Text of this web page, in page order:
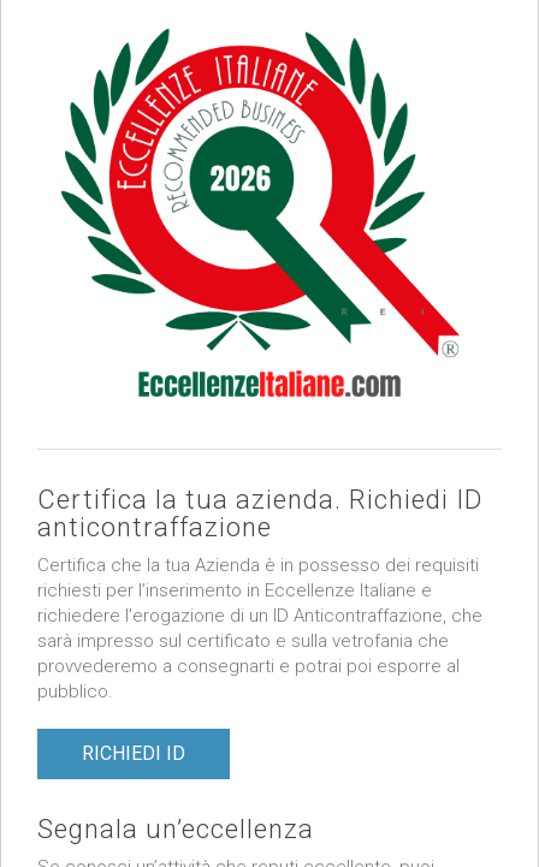
Certifica la tua azienda. Richiedi ID
anticontraffazione
Certifica che la tua Azienda è in possesso dei requisiti
richiesti per l’inserimento in Eccellenze Italiane e
richiedere l’erogazione di un ID Anticontraffazione, che
sarà impresso sul certificato e sulla vetrofania che
provvederemo a consegnarti e potrai poi esporre al
pubblico.
RICHIEDI ID
Segnala un’eccellenza